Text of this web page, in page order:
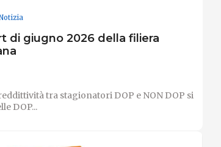
di giugno 2026 della filiera
tra stagionatori DOP e NON DOP si
DOP...